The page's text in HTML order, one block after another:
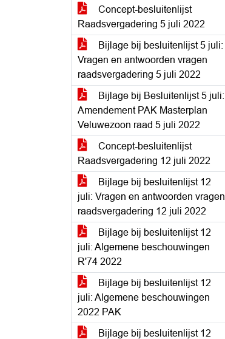
Concept-besluitenlijst
Raadsvergadering 5 juli 2022
Bijlage bij besluitenlijst 5 juli:
Vragen en antwoorden vragen
raadsvergadering 5 juli 2022
Bijlage bij Besluitenlijst 5 juli:
Amendement PAK Masterplan
Veluwezoon raad 5 juli 2022
Concept-besluitenlijst
Raadsvergadering 12 juli 2022
Bijlage bij besluitenlijst 12
juli: Vragen en antwoorden vragen
raadsvergadering 12 juli 2022
Bijlage bij besluitenlijst 12
juli: Algemene beschouwingen
R'74 2022
Bijlage bij besluitenlijst 12
juli: Algemene beschouwingen
2022 PAK
Bijlage bij besluitenlijst 12